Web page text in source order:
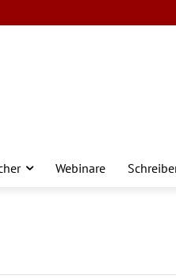
Webinare